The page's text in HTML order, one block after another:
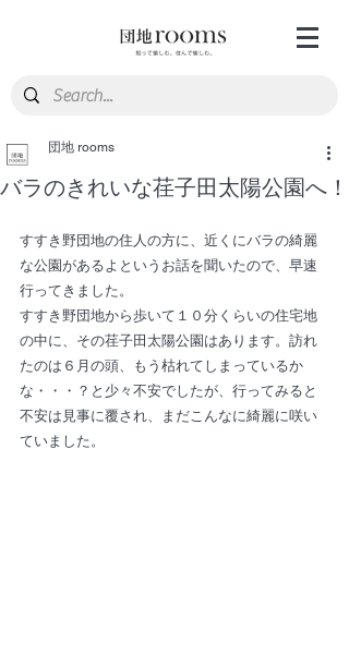
バラのきれいな荏子田太陽公園へ！
団地 rooms
すすき野団地の住人の方に、近くにバラの綺麗
な公園があるよというお話を聞いたので、早速
行ってきました。
すすき野団地から歩いて１０分くらいの住宅地
の中に、その荏子田太陽公園はあります。訪れ
たのは６月の頭、もう枯れてしまっているか
な・・・？と少々不安でしたが、行ってみると
不安は見事に覆され、まだこんなに綺麗に咲い
ていました。